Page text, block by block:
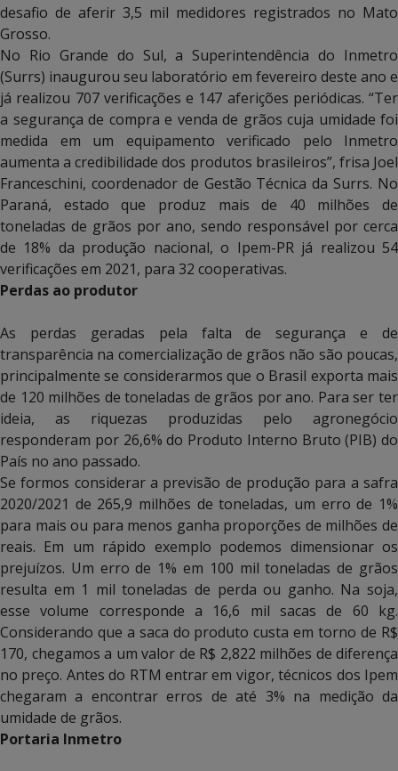
desafio de aferir 3,5 mil medidores registrados no Mato
Grosso.
No Rio Grande do Sul, a Superintendência do Inmetro
(Surrs) inaugurou seu laboratório em fevereiro deste ano e
já realizou 707 verificações e 147 aferições periódicas. “Ter
a segurança de compra e venda de grãos cuja umidade foi
medida em um equipamento verificado pelo Inmetro
aumenta a credibilidade dos produtos brasileiros”, frisa Joel
Franceschini, coordenador de Gestão Técnica da Surrs. No
Paraná, estado que produz mais de 40 milhões de
toneladas de grãos por ano, sendo responsável por cerca
de 18% da produção nacional, o Ipem-PR já realizou 54
verificações em 2021, para 32 cooperativas.
Perdas ao produtor
As perdas geradas pela falta de segurança e de
transparência na comercialização de grãos não são poucas,
principalmente se considerarmos que o Brasil exporta mais
de 120 milhões de toneladas de grãos por ano. Para ser ter
ideia, as riquezas produzidas pelo agronegócio
responderam por 26,6% do Produto Interno Bruto (PIB) do
País no ano passado.
Se formos considerar a previsão de produção para a safra
2020/2021 de 265,9 milhões de toneladas, um erro de 1%
para mais ou para menos ganha proporções de milhões de
reais. Em um rápido exemplo podemos dimensionar os
prejuízos. Um erro de 1% em 100 mil toneladas de grãos
resulta em 1 mil toneladas de perda ou ganho. Na soja,
esse volume corresponde a 16,6 mil sacas de 60 kg.
Considerando que a saca do produto custa em torno de R$
170, chegamos a um valor de R$ 2,822 milhões de diferença
no preço. Antes do RTM entrar em vigor, técnicos dos Ipem
chegaram a encontrar erros de até 3% na medição da
umidade de grãos.
Portaria Inmetro